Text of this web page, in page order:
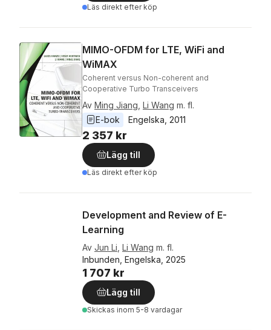
Läs direkt efter köp
MIMO-OFDM for LTE, WiFi and
WiMAX
Coherent versus Non-coherent and
Cooperative Turbo Transceivers
Av Ming Jiang Li Wang m. fl.
E-bok
Engelska 2011
2 357 kr
Lägg till
Läs direkt efter köp
Development and Review of E-
Learning
Av Jun Li Li Wang m. fl.
Inbunden, Engelska, 2025
1 707 kr
Lägg till
Skickas inom 5-8 vardagar